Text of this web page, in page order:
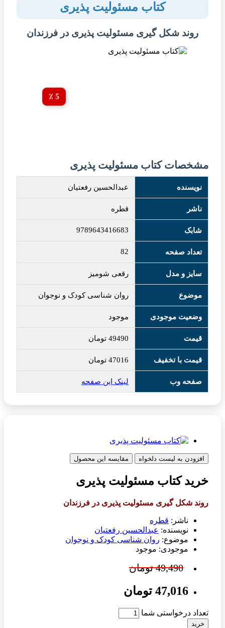
کتاب مسئولیت پذیری
روند شکل گیری مسئولیت پذیری در فرزندان
5 ٪
مشخصات کتاب مسئولیت پذیری
نویسنده عبدالحسین رفعتیان
ناشر قطره
شابک 9789643416683
تعداد صفحه 82
سایز و مدل رقعی شومیز
موضوع روان شناسی کودک و نوجوان
وضعیت موجودی موجود
قیمت 49490 تومان
قیمت با تخفیف 47016 تومان
صفحه وب لینک این صفحه
افزودن به لیست دلخواه مقایسه این محصول
خرید کتاب مسئولیت پذیری
روند شکل گیری مسئولیت پذیری در فرزندان
ناشر: قطره
نویسنده: عبدالحسین رفعتیان
موضوع: روان شناسی کودک و نوجوان
موجودی: موجود
49,490 تومان
47,016 تومان
تعداد درخواستی شما
خرید